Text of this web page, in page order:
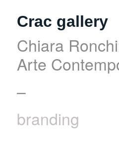
Crac gallery
Chiara
Arte
–
branding